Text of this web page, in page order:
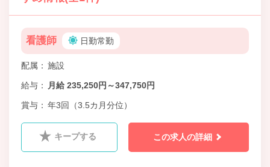
看護師 日勤常勤
配属 施設
給与 月給 235,250円～347,750円
賞与 年3回（3.5カ月分位）
キープする この求人の詳細